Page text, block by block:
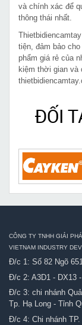
và chính xác để
thông thái nhất.
tiện, đảm bảo
phẩm giá rẻ của
kiệm thời gian
ĐỐI
CÔNG TY TNHH GIẢI
VIETNAM INDUSTRY
Đ/c 1: Số 82 Ngõ
Đ/c 2: A3D1 - DX13
Đ/c 3: chi nhánh
Tp. Hạ Long - Tỉnh
Đ/c 4: Chi nhánh